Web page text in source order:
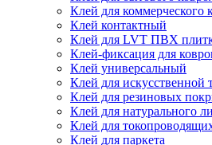
Клей для коммерческого
Клей контактный
Клей для LVT ПВХ
Клей-фиксация для
Клей универсальный
Клей для искусственной
Клей для резиновых
Клей для натурального
Клей для
Клей для паркета